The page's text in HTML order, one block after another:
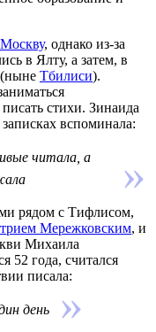
Москву, однако из-за
в Ялту, а затем, в
(ныне Тбилиси).
стихи. Зинаида
вспоминала:
читала, а
рядом с Тифлисом,
Мережковским, и
Михаила
52 года, считался
писала:
день